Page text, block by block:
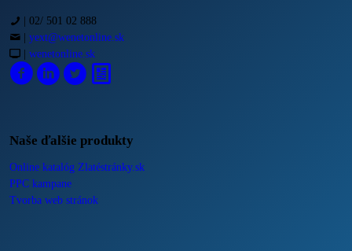
02/ 501 02 888
yext@wenetonline.sk
wenetonline.sk
Naše ďalšie produkty
Online katalóg Zlatéstránky.sk
PPC kampane
Tvorba web stránok